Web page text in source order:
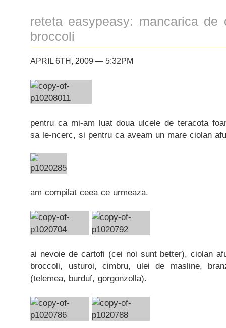
cu
reteta easypeasy: mancarica
broccoli
APRIL 6TH, 2009 — 5:32PM
pentru ca mi-am luat doua ulcele de teracota
sa le-ncerc, si pentru ca aveam un mare ciolan
am compilat ceea ce urmeaza.
ai nevoie de cartofi (cei noi sunt better), ciolan
broccoli, usturoi, cimbru, ulei de masline,
(telemea, burduf, gorgonzolla).